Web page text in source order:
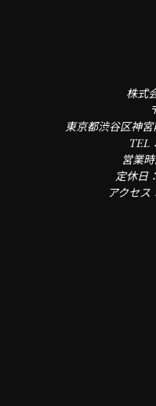
株式
東京都渋谷区神
TEL
営業
定休日
アクセス